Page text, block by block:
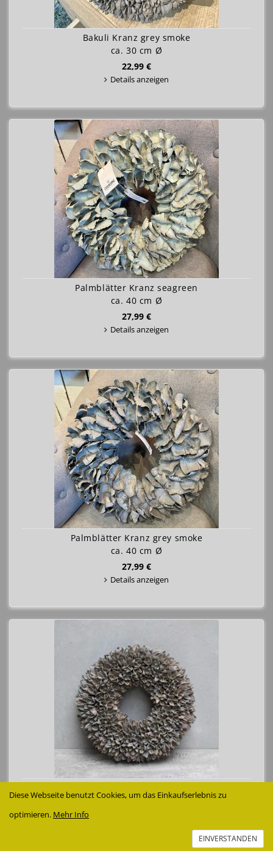
Diese Webseite benutzt Cookies, um das Einkaufserlebnis zu
optimieren. Mehr Info
EINVERSTANDEN
Bakuli Kranz grey smoke
ca. 30 cm Ø
22,99 €
Details anzeigen
Palmblätter Kranz seagreen
ca. 40 cm Ø
27,99 €
Details anzeigen
Palmblätter Kranz grey smoke
ca. 40 cm Ø
27,99 €
Details anzeigen
ca. 30 cm Ø